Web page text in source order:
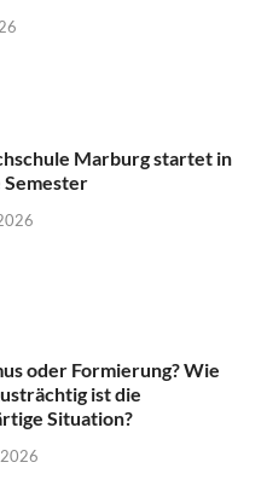
Marburg startet in
Semester
oder Formierung? Wie
ist die
Situation?